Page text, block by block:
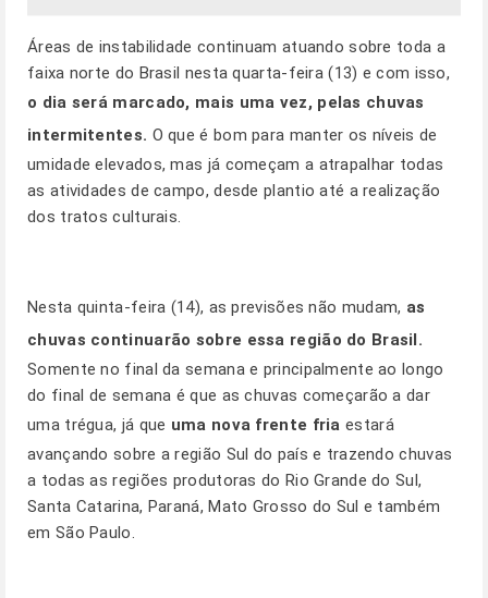
Áreas de instabilidade continuam atuando sobre toda a
faixa norte do Brasil nesta quarta-feira (13) e com isso,
o dia será marcado, mais uma vez, pelas chuvas
intermitentes. O que é bom para manter os níveis de
umidade elevados, mas já começam a atrapalhar todas
as atividades de campo, desde plantio até a realização
dos tratos culturais.
Nesta quinta-feira (14), as previsões não mudam, as
chuvas continuarão sobre essa região do Brasil.
Somente no final da semana e principalmente ao longo
do final de semana é que as chuvas começarão a dar
uma trégua, já que uma nova frente fria estará
avançando sobre a região Sul do país e trazendo chuvas
a todas as regiões produtoras do Rio Grande do Sul,
Santa Catarina, Paraná, Mato Grosso do Sul e também
em São Paulo.